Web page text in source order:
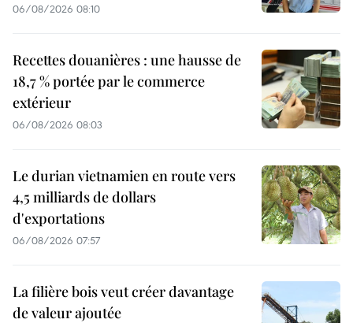
06/08/2026 08:10
Recettes douanières : une hausse de
18,7 % portée par le commerce
extérieur
06/08/2026 08:03
Le durian vietnamien en route vers
4,5 milliards de dollars
d'exportations
06/08/2026 07:57
La filière bois veut créer davantage
de valeur ajoutée